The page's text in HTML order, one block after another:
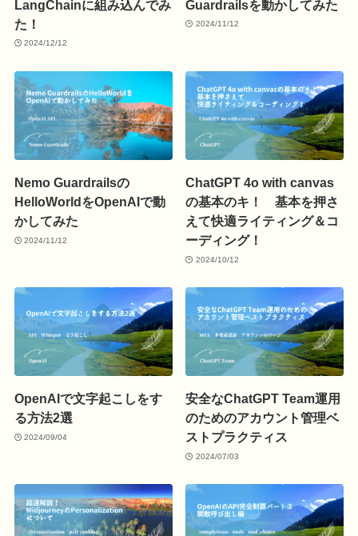
LangChainに組み込んでみ
た！
2024/12/12
Guardrailsを動かしてみた
2024/11/12
Nemo Guardrailsの
HelloWorldをOpenAIで動
かしてみた
2024/11/12
ChatGPT 4o with canvas
の基本のキ！ 基本を押さ
えて快適ライティング＆コ
ーディング！
2024/10/12
OpenAIで文字起こしをす
る方法2選
2024/09/04
安全なChatGPT Team運用
のためのアカウント管理ベ
ストプラクティス
2024/07/03